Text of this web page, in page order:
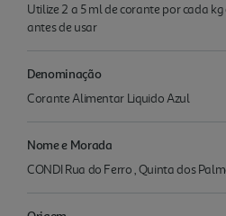
Utilize 2 a 5 ml de corante por cada
antes de usar
Denominação
Corante Alimentar Liquido Azul
Nome e Morada
CONDI Rua do Ferro , Quinta dos